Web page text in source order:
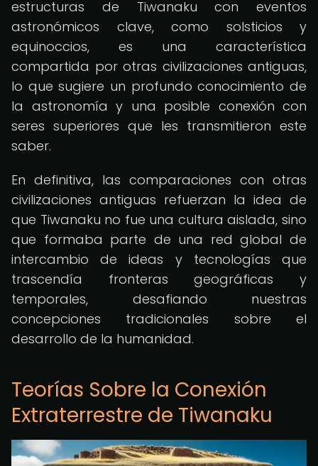
estructuras de Tiwanaku con eventos
astronómicos clave, como solsticios y
equinoccios, es una característica
compartida por otras civilizaciones antiguas,
lo que sugiere un profundo conocimiento de
la astronomía y una posible conexión con
seres superiores que les transmitieron este
saber.
En definitiva, las comparaciones con otras
civilizaciones antiguas refuerzan la idea de
que Tiwanaku no fue una cultura aislada, sino
que formaba parte de una red global de
intercambio de ideas y tecnologías que
trascendía fronteras geográficas y
temporales, desafiando nuestras
concepciones tradicionales sobre el
desarrollo de la humanidad.
Teorías Sobre la Conexión
Extraterrestre de Tiwanaku